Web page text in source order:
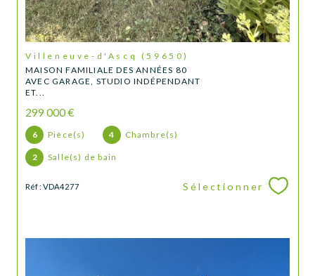
Villeneuve-d'Ascq (59650)
MAISON FAMILIALE DES ANNÉES 80
AVEC GARAGE, STUDIO INDÉPENDANT
ET...
299 000 €
6 Pièce(s) 4 Chambre(s)
2 Salle(s) de bain
Réf : VDA4277 Sélectionner